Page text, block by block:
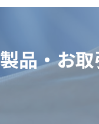
製品・お